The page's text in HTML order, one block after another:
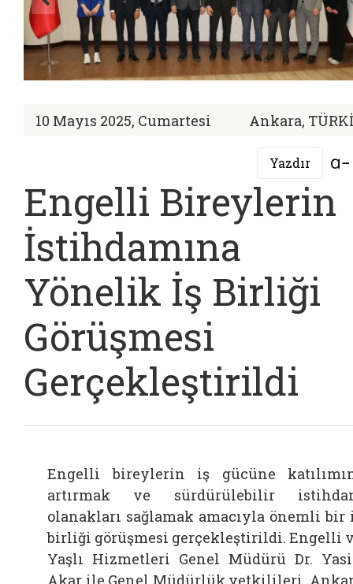
10 Mayıs 2025, Cumartesi Ankara,
Yazdır
Engelli Bireylerin
İstihdamına
Yönelik İş Birliği
Görüşmesi
Gerçekleştirildi
Engelli bireylerin iş gücüne
artırmak ve sürdürülebilir
olanakları sağlamak amacıyla önemli bir
birliği görüşmesi gerçekleştirildi. Engelli
Yaşlı Hizmetleri Genel Müdürü Dr.
Akar ile Genel Müdürlük yetkilileri,